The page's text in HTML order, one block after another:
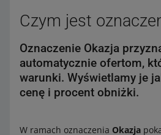
Czym jest
Oznaczenie Okazja
automatycznie ofertom,
warunki. Wyświetlamy je
cenę i procent obniżki.
W ramach oznaczenia Okazja